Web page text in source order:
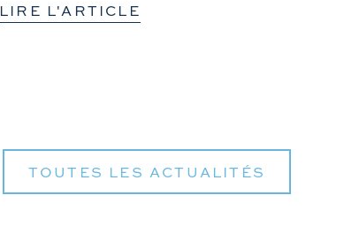
LIRE L'ARTICLE
TOUTES LES ACTUALITÉS